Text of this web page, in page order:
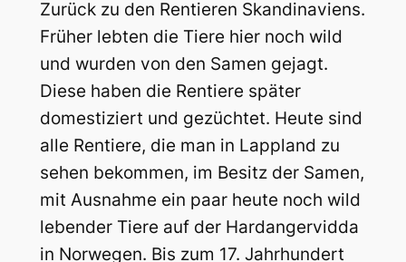
Zurück zu den Rentieren Skandinaviens.
Früher lebten die Tiere hier noch wild
und wurden von den Samen gejagt.
Diese haben die Rentiere später
domestiziert und gezüchtet. Heute sind
alle Rentiere, die man in Lappland zu
sehen bekommen, im Besitz der Samen,
mit Ausnahme ein paar heute noch wild
lebender Tiere auf der Hardangervidda
in Norwegen. Bis zum 17. Jahrhundert